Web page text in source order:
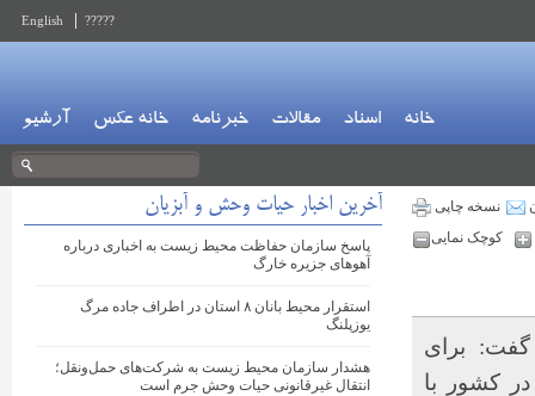
?????
English
خانه اسناد مقالات خبرنامه خانه عکس آرشیو
نسخه چاپی
کوچک نمایی
برای
کشور با
آخرین اخبار حیات وحش و آبزیان
پاسخ سازمان حفاظت محیط زیست به اخباری درباره
آهوهای جزیره خارگ
استقرار محیط بانان ۸ استان در اطراف جاده مرگ
یوزپلنگ
هشدار سازمان محیط زیست به شرکت‌های حمل‌ونقل؛
انتقال غیرقانونی حیات‌ وحش جرم است